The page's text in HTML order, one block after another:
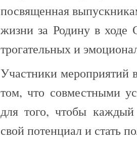
посвященная
жизни за Родину в
трогательных и
Участники мероприятий
том, что совместными
для того, чтобы каждый
свой потенциал и стать